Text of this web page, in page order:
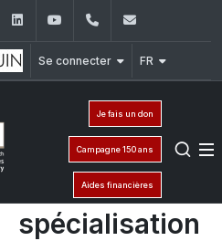
InstagramLinkedInYouTube+961 (1) 421 000
Se connecter FR
Je fais un don
Campagne 150 ans
Aides financières